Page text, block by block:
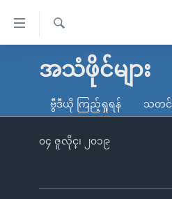
လွယ်ကူ
သည့်
မူလစာမျက်နှာ
ကမ္ဘာ့သတင်းများ
နိုင်ငံတကာ
တရုတ်
ရပ်ဝန်းတခု လမ်းတခု အလွန်
ရ
အသံဖိုင်များ
ဗွီဒီယို ကြည့်ရှုရန် သတင်
၀၄ ဇူလိုင္၊ ၂၀၁၉